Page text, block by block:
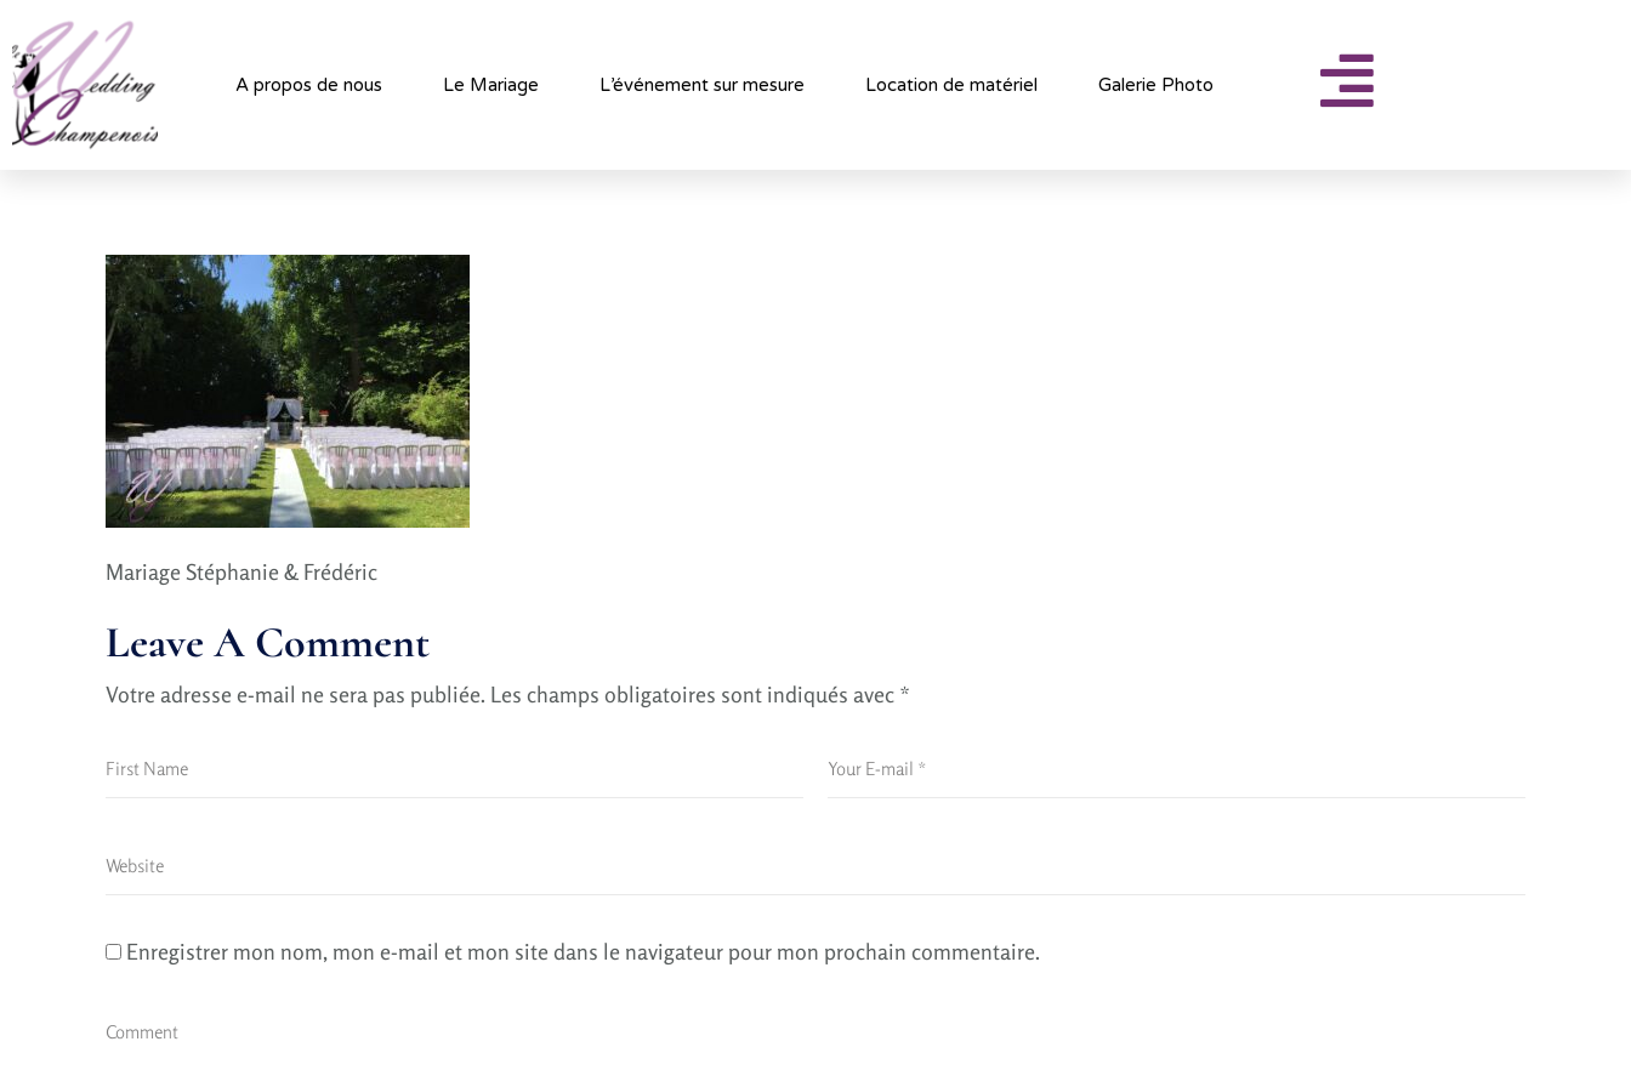
A propos de nous Le Mariage L’événement sur mesure Location de matériel Galerie Photo
Mariage Stéphanie & Frédéric
Leave A Comment
Votre adresse e-mail ne sera pas publiée. Les champs obligatoires sont indiqués avec *
Enregistrer mon nom, mon e-mail et mon site dans le navigateur pour mon prochain commentaire.